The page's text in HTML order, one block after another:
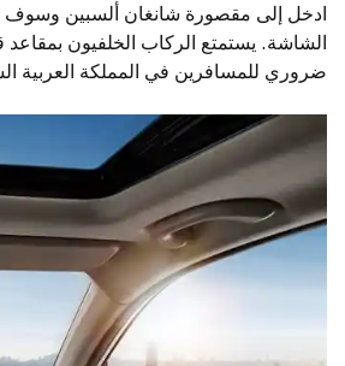
الشاشة. يستمتع الركاب الخلفيون
ضروري للمسافرين في المملكة العربية